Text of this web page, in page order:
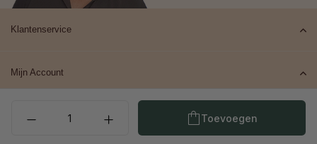
Producthoeveelheid:
Toevoegen
Klantenservice
Mijn Account